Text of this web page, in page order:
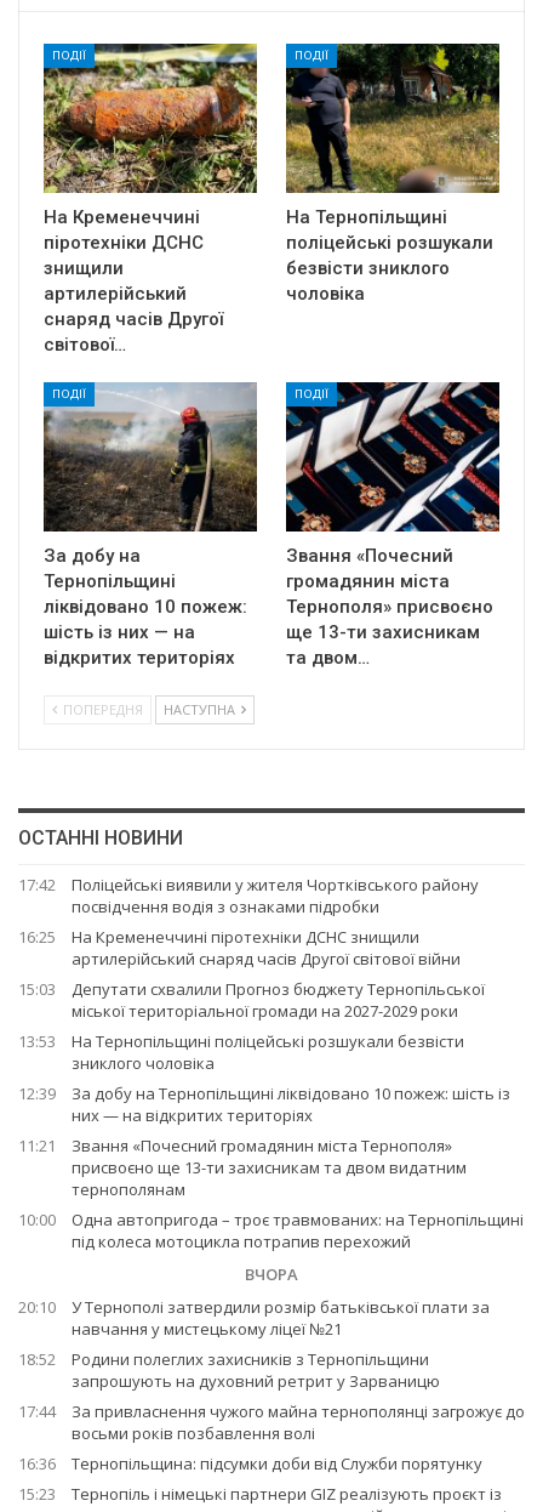
ПОДІЇ
На Кременеччині
піротехніки ДСНС
знищили
артилерійський
снаряд часів Другої
світової…
ПОДІЇ
На Тернопільщині
поліцейські розшукали
безвісти зниклого
чоловіка
ПОДІЇ
За добу на
Тернопільщині
ліквідовано 10 пожеж:
шість із них — на
відкритих територіях
ПОДІЇ
Звання «Почесний
громадянин міста
Тернополя» присвоєно
ще 13-ти захисникам
та двом…
ПОПЕРЕДНЯ НАСТУПНА
ОСТАННІ НОВИНИ
17:42
Поліцейські виявили у жителя Чортківського району
посвідчення водія з ознаками підробки
16:25
На Кременеччині піротехніки ДСНС знищили
артилерійський снаряд часів Другої світової війни
15:03
Депутати схвалили Прогноз бюджету Тернопільської
міської територіальної громади на 2027-2029 роки
13:53
На Тернопільщині поліцейські розшукали безвісти
зниклого чоловіка
12:39
За добу на Тернопільщині ліквідовано 10 пожеж: шість із
них — на відкритих територіях
11:21
Звання «Почесний громадянин міста Тернополя»
присвоєно ще 13-ти захисникам та двом видатним
тернополянам
10:00
Одна автопригода – троє травмованих: на Тернопільщині
під колеса мотоцикла потрапив перехожий
ВЧОРА
20:10
У Тернополі затвердили розмір батьківської плати за
навчання у мистецькому ліцеї №21
18:52
Родини полеглих захисників з Тернопільщини
запрошують на духовний ретрит у Зарваницю
17:44
За привласнення чужого майна тернополянці загрожує до
восьми років позбавлення волі
16:36
Тернопільщина: підсумки доби від Служби порятунку
15:23
Тернопіль і німецькі партнери GIZ реалізують проєкт із